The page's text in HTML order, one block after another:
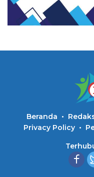
Beranda
Privacy Policy